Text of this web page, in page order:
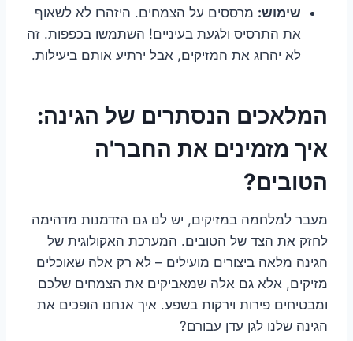
שימוש: מרססים על הצמחים. היזהרו לא לשאוף
את התרסיס ולגעת בעיניים! השתמשו בכפפות. זה
לא יהרוג את המזיקים, אבל ירתיע אותם ביעילות.
המלאכים הנסתרים של הגינה:
איך מזמינים את החבר'ה
הטובים?
מעבר למלחמה במזיקים, יש לנו גם הזדמנות מדהימה
לחזק את הצד של הטובים. המערכת האקולוגית של
הגינה מלאה ביצורים מועילים – לא רק אלה שאוכלים
מזיקים, אלא גם אלה שמאביקים את הצמחים שלכם
ומבטיחים פירות וירקות בשפע. איך אנחנו הופכים את
הגינה שלנו לגן עדן עבורם?